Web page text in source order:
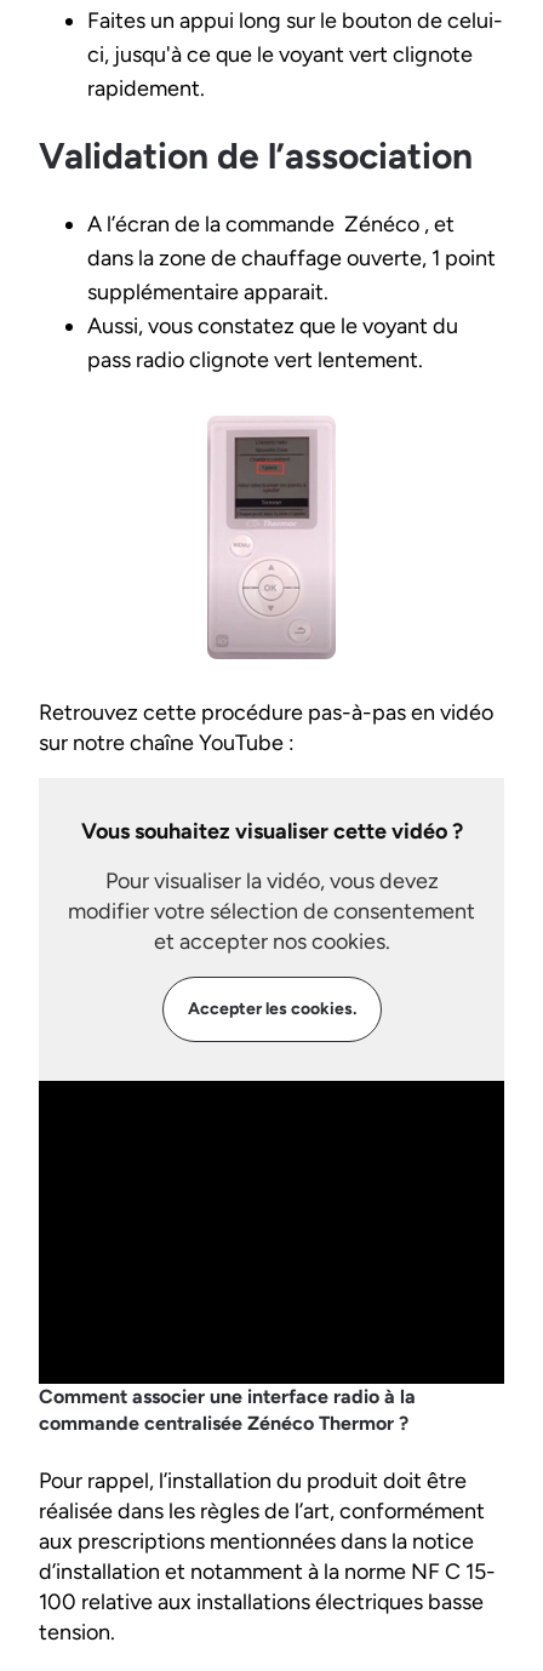
Faites un appui long sur le bouton de celui-
ci, jusqu'à ce que le voyant vert clignote
rapidement.
Validation de l’association
A l’écran de la commande Zénéco , et
dans la zone de chauffage ouverte, 1 point
supplémentaire apparait.
Aussi, vous constatez que le voyant du
pass radio clignote vert lentement.
Retrouvez cette procédure pas-à-pas en vidéo
sur notre chaîne YouTube :
Vous souhaitez visualiser cette vidéo ?
Pour visualiser la vidéo, vous devez
modifier votre sélection de consentement
et accepter nos cookies.
Accepter les cookies.
Comment associer une interface radio à la
commande centralisée Zénéco Thermor ?
Pour rappel, l’installation du produit doit être
réalisée dans les règles de l’art, conformément
aux prescriptions mentionnées dans la notice
d’installation et notamment à la norme NF C 15-
100 relative aux installations électriques basse
tension.